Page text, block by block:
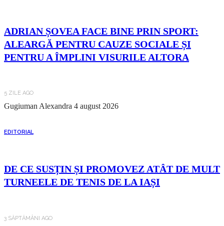
ADRIAN ȘOVEA FACE BINE PRIN SPORT:
ALEARGĂ PENTRU CAUZE SOCIALE ȘI
PENTRU A ÎMPLINI VISURILE ALTORA
5 ZILE AGO
Gugiuman Alexandra 4 august 2026
EDITORIAL
DE CE SUSȚIN ȘI PROMOVEZ ATÂT DE MULT
TURNEELE DE TENIS DE LA IAȘI
3 SĂPTĂMÂNI AGO